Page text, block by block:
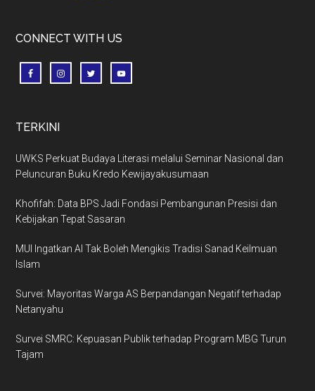
CONNECT WITH US
TERKINI
UWKS Perkuat Budaya Literasi melalui Seminar Nasional dan
Peluncuran Buku Kredo Kewijayakusumaan
Khofifah: Data BPS Jadi Fondasi Pembangunan Presisi dan
Kebijakan Tepat Sasaran
MUI Ingatkan AI Tak Boleh Mengikis Tradisi Sanad Keilmuan
Islam
Survei: Mayoritas Warga AS Berpandangan Negatif terhadap
Netanyahu
Survei SMRC: Kepuasan Publik terhadap Program MBG Turun
Tajam